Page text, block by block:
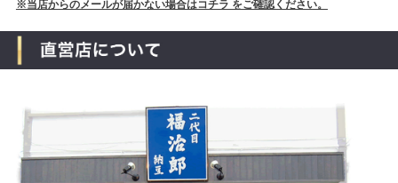
※当店からのメールが届かない場合はコチラ をご確認ください。